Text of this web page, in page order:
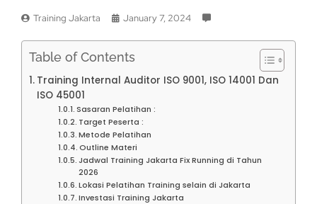
Training Jakarta January 7, 2024
Table of Contents
Training Internal Auditor ISO 9001, ISO 14001 Dan
ISO 45001
Sasaran Pelatihan :
Target Peserta :
Metode Pelatihan
Outline Materi
Jadwal Training Jakarta Fix Running di Tahun
2026
Lokasi Pelatihan Training selain di Jakarta
Investasi Training Jakarta